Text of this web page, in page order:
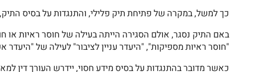
כך למשל, במקרה של פתיחת תיק פלילי, והתנגדות על בסיס התיק,
באם התיק נסגר, אולם הסגירה הייתה בעילה של חוסר ראיות או
"חוסר ראיות מספיקות", "היעדר עניין לציבור" לעילה של "היעדר
כאשר מדובר בהתנגדות על בסיס מידע חסוי, יידרש העורך דין